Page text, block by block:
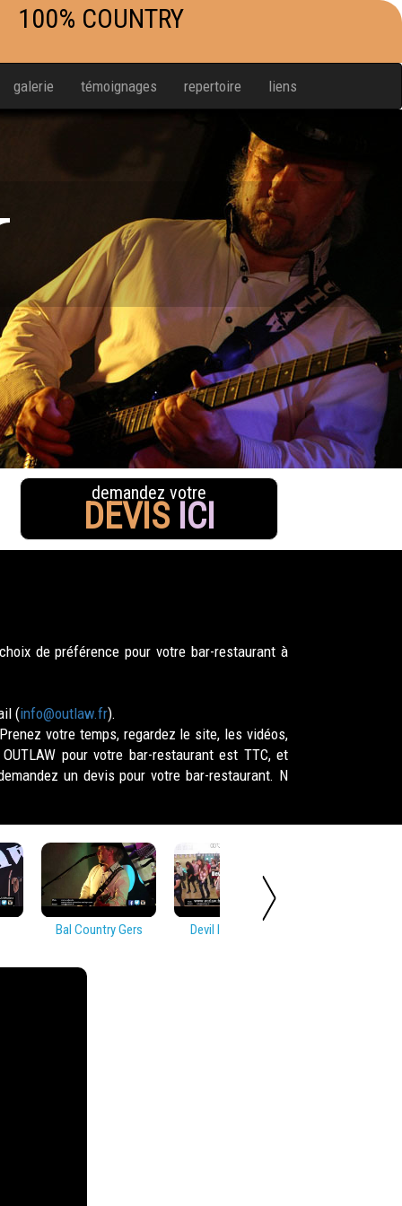
100% COUNTRY
galerie témoignages repertoire liens
demandez votre
DEVIS ICI
de préférence pour votre bar-restaurant à
(info@outlaw.fr).
votre temps, regardez le site, les vidéos,
pour votre bar-restaurant est TTC, et
un devis pour votre bar-restaurant. N
Bal Country Gers Devil In Disguise